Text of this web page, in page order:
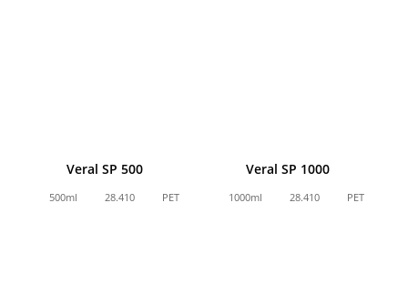
Veral SP 500
500ml 28.410 PET
Veral SP 1000
1000ml 28.410 PET